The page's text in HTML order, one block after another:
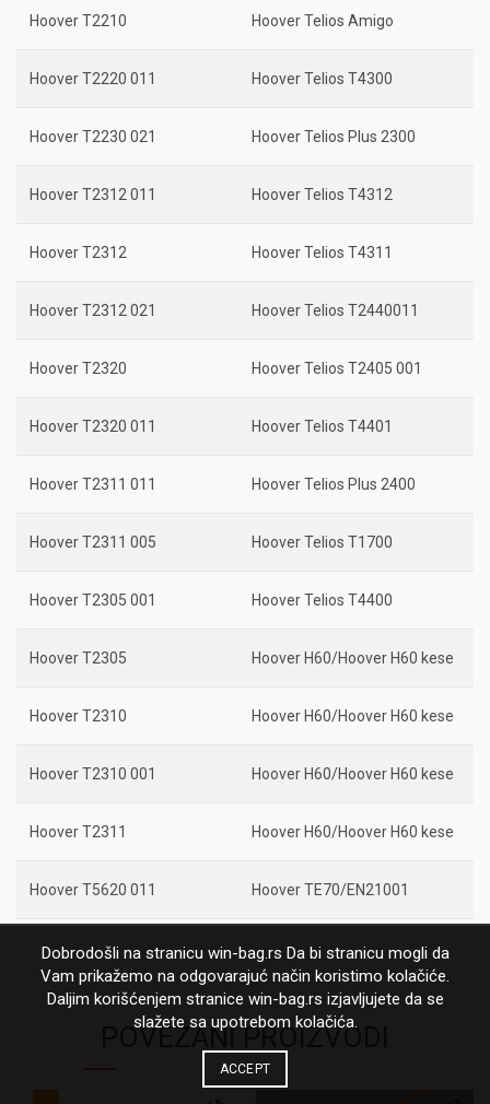
Hoover T2210 Hoover Telios Amigo
Hoover T2220 011 Hoover Telios T4300
Hoover T2230 021 Hoover Telios Plus 2300
Hoover T2312 011 Hoover Telios T4312
Hoover T2312 Hoover Telios T4311
Hoover T2312 021 Hoover Telios T2440011
Hoover T2320 Hoover Telios T2405 001
Hoover T2320 011 Hoover Telios T4401
Hoover T2311 011 Hoover Telios Plus 2400
Hoover T2311 005 Hoover Telios T1700
Hoover T2305 001 Hoover Telios T4400
Hoover T2305 Hoover H60/Hoover H60 kese
Hoover T2310 Hoover H60/Hoover H60 kese
Hoover T2310 001 Hoover H60/Hoover H60 kese
Hoover T2311 Hoover H60/Hoover H60 kese
Hoover T5620 011 Hoover TE70/EN21001
POVEZANI PROIZVODI
Dobrodošli na stranicu win-bag.rs Da bi stranicu mogli da
Vam prikažemo na odgovarajuć način koristimo kolačiće.
Daljim korišćenjem stranice win-bag.rs izjavljujete da se
slažete sa upotrebom kolačića.
ACCEPT